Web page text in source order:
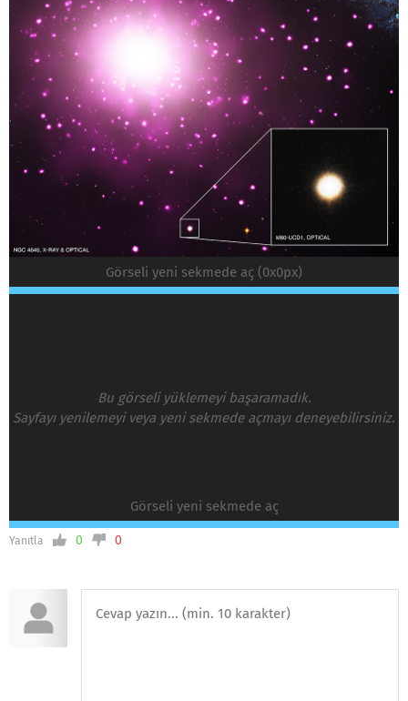
Görseli yeni sekmede aç (0x0px)
Bu görseli yüklemeyi başaramadık.
Sayfayı yenilemeyi veya yeni sekmede açmayı deneyebilirsiniz.
Görseli yeni sekmede aç
Yanıtla 0 0